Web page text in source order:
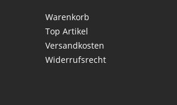
Warenkorb
Top Artikel
Versandkosten
Widerrufsrecht